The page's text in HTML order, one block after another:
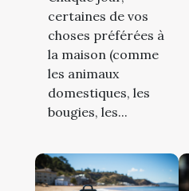
certaines de vos
choses préférées à
la maison (comme
les animaux
domestiques, les
bougies, les...